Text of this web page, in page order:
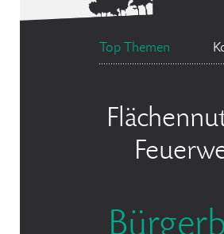
Top Themen